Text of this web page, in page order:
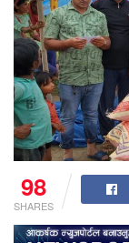
98
SHARES